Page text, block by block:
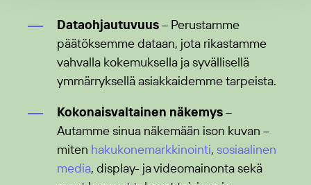
Dataohjautuvuus– Perustamme
päätöksemme dataan, jota rikastamme
vahvalla kokemuksella ja syvällisellä
ymmärryksellä asiakkaidemme tarpeista.
Kokonaisvaltainen näkemys–
Autamme sinua näkemään ison kuvan –
miten hakukonemarkkinointi, sosiaalinen
media, display- ja videomainonta sekä